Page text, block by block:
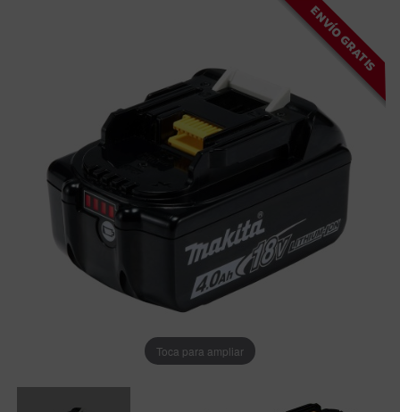
ENVÍO GRATIS
Toca para ampliar